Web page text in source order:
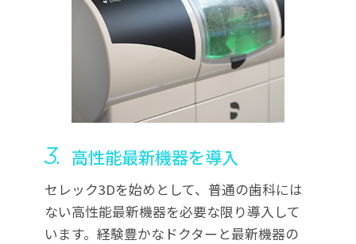
3. 高性能最新機器を導入
セレック3Dを始めとして、普通の歯科には
ない高性能最新機器を必要な限り導入して
います。経験豊かなドクターと最新機器の